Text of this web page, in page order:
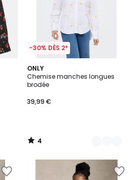
-30% DÈS 2*
ONLY
Chemise manches longues
brodée
39,99 €
4
/
5
2
Couleurs
4
/